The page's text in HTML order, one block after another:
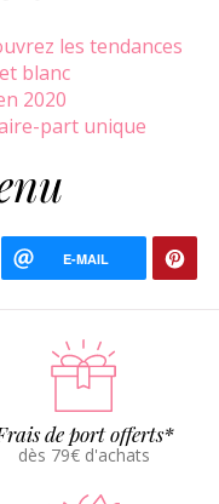
les tendances
blanc
2020
part unique
E-MAIL
de port offerts*
dès 79€ d'achats